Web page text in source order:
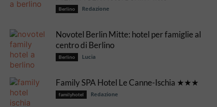
Berlino Redazione
Novotel Berlin Mitte: hotel per famiglie al
centro di Berlino
Berlino Lucia
Family SPA Hotel Le Canne-Ischia ★★★
familyhotel Redazione